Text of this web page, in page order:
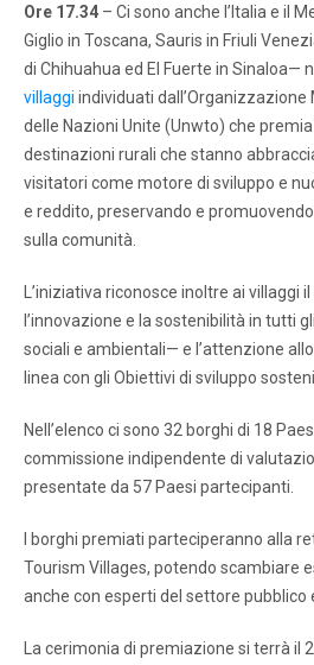
Ore 17.34 – Ci sono anche l’Italia e il
Giglio in Toscana, Sauris in Friuli
di Chihuahua ed El Fuerte in Sinaloa—
villaggi individuati dall’Organizzazione
delle Nazioni Unite (Unwto) che
destinazioni rurali che stanno
visitatori come motore di sviluppo e
e reddito, preservando e
sulla comunità.
L’iniziativa riconosce inoltre ai villaggi
l’innovazione e la sostenibilità in tutti
sociali e ambientali— e l’attenzione
linea con gli Obiettivi di sviluppo
Nell’elenco ci sono 32 borghi di 18
commissione indipendente di
presentate da 57 Paesi partecipanti.
I borghi premiati parteciperanno alla
Tourism Villages, potendo scambiare
anche con esperti del settore pubblico
La cerimonia di premiazione si terrà il